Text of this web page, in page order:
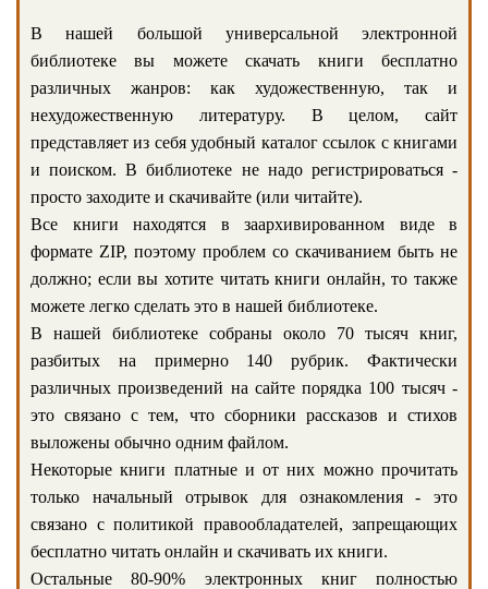
В нашей большой универсальной электронной
библиотеке вы можете скачать книги бесплатно
различных жанров: как художественную, так и
нехудожественную литературу. В целом, сайт
представляет из себя удобный каталог ссылок с книгами
и поиском. В библиотеке не надо регистрироваться -
просто заходите и скачивайте (или читайте).
Все книги находятся в заархивированном виде в
формате ZIP, поэтому проблем со скачиванием быть не
должно; если вы хотите читать книги онлайн, то также
можете легко сделать это в нашей библиотеке.
В нашей библиотеке собраны около 70 тысяч книг,
разбитых на примерно 140 рубрик. Фактически
различных произведений на сайте порядка 100 тысяч -
это связано с тем, что сборники рассказов и стихов
выложены обычно одним файлом.
Некоторые книги платные и от них можно прочитать
только начальный отрывок для ознакомления - это
связано с политикой правообладателей, запрещающих
бесплатно читать онлайн и скачивать их книги.
Остальные 80-90% электронных книг полностью